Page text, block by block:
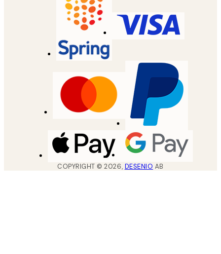
COPYRIGHT ©2026, DESENIO AB